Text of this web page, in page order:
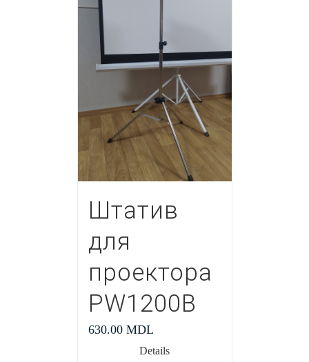
Штатив
для
проектора
PW1200В
630.00 MDL
Details